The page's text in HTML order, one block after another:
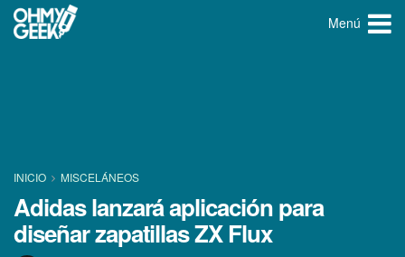
Menú
INICIO MISCELÁNEOS
Adidas lanzará aplicación para
diseñar zapatillas ZX Flux